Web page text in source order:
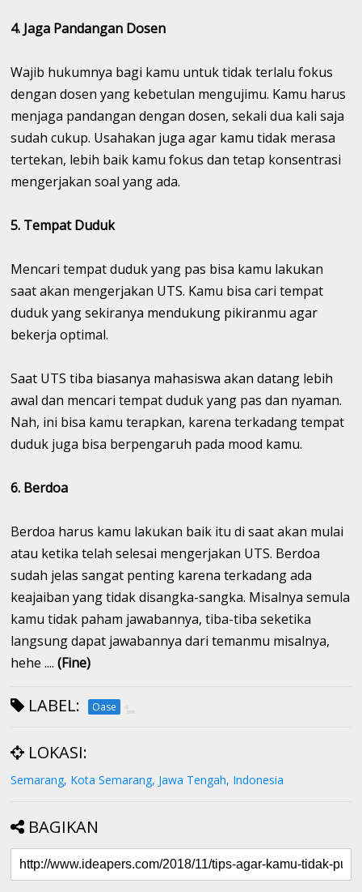
4. Jaga Pandangan Dosen
Wajib hukumnya bagi kamu untuk tidak terlalu fokus
dengan dosen yang kebetulan mengujimu. Kamu harus
menjaga pandangan dengan dosen, sekali dua kali saja
sudah cukup. Usahakan juga agar kamu tidak merasa
tertekan, lebih baik kamu fokus dan tetap konsentrasi
mengerjakan soal yang ada.
5. Tempat Duduk
Mencari tempat duduk yang pas bisa kamu lakukan
saat akan mengerjakan UTS. Kamu bisa cari tempat
duduk yang sekiranya mendukung pikiranmu agar
bekerja optimal.
Saat UTS tiba biasanya mahasiswa akan datang lebih
awal dan mencari tempat duduk yang pas dan nyaman.
Nah, ini bisa kamu terapkan, karena terkadang tempat
duduk juga bisa berpengaruh pada mood kamu.
6. Berdoa
Berdoa harus kamu lakukan baik itu di saat akan mulai
atau ketika telah selesai mengerjakan UTS. Berdoa
sudah jelas sangat penting karena terkadang ada
keajaiban yang tidak disangka-sangka. Misalnya semula
kamu tidak paham jawabannya, tiba-tiba seketika
langsung dapat jawabannya dari temanmu misalnya,
hehe ....(Fine)
LABEL: Oase
LOKASI:
Semarang, Kota Semarang, Jawa Tengah, Indonesia
BAGIKAN